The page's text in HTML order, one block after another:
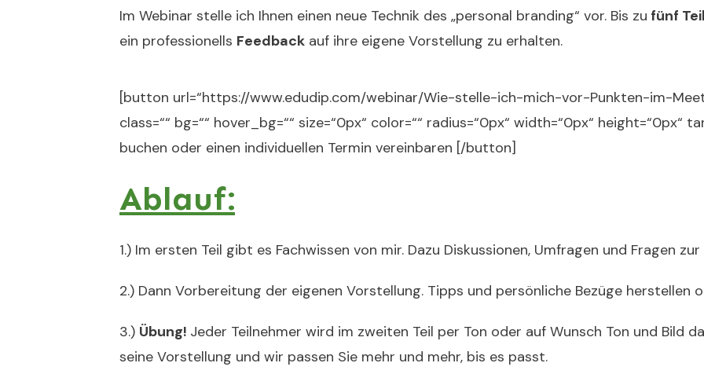
Im Webinar stelle ich Ihnen einen neue Technik des „personal branding“ vor. Bis zu fünf
ein professionells Feedback auf ihre eigene Vorstellung zu erhalten.
[button url=“https://www.edudip.com/webinar/Wie-stelle-ich-mich-vor-Punkten-im-
class=““ bg=““ hover_bg=““ size=“0px“ color=““ radius=“0px“ width=“0px“ height=“0px“
buchen oder einen individuellen Termin vereinbaren [/button]
Ablauf:
1.) Im ersten Teil gibt es Fachwissen von mir. Dazu Diskussionen, Umfragen und Fragen
2.) Dann Vorbereitung der eigenen Vorstellung. Tipps und persönliche Bezüge herstellen
3.) Übung! Jeder Teilnehmer wird im zweiten Teil per Ton oder auf Wunsch Ton und Bild
seine Vorstellung und wir passen Sie mehr und mehr, bis es passt.